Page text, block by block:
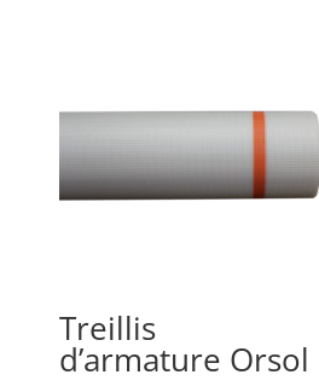
Treillis
d’armature Orsol